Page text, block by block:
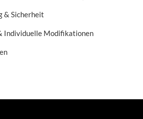
& Sicherheit
Individuelle Modifikationen